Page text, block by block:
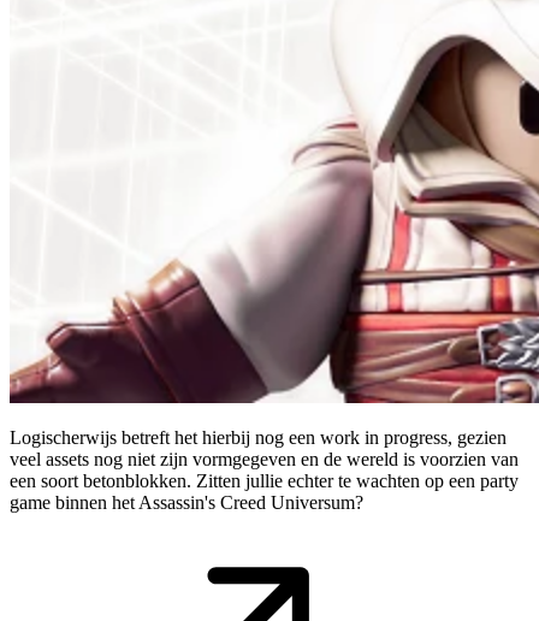
Logischerwijs betreft het hierbij nog een work in progress, gezien
veel assets nog niet zijn vormgegeven en de wereld is voorzien van
een soort betonblokken. Zitten jullie echter te wachten op een party
game binnen het Assassin's Creed Universum?